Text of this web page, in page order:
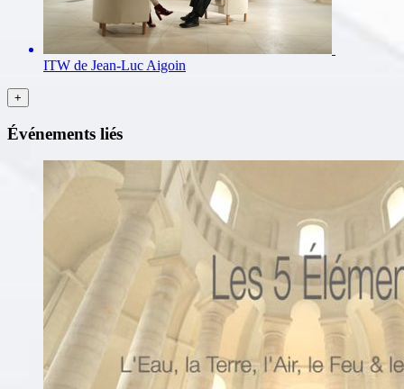
ITW de Jean-Luc Aigoin
Événements liés